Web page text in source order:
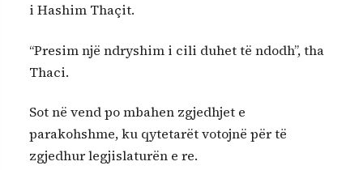
i Hashim Thaçit.
“Presim një ndryshim i cili duhet të ndodh”, tha
Thaci.
Sot në vend po mbahen zgjedhjet e
parakohshme, ku qytetarët votojnë për të
zgjedhur legjislaturën e re.